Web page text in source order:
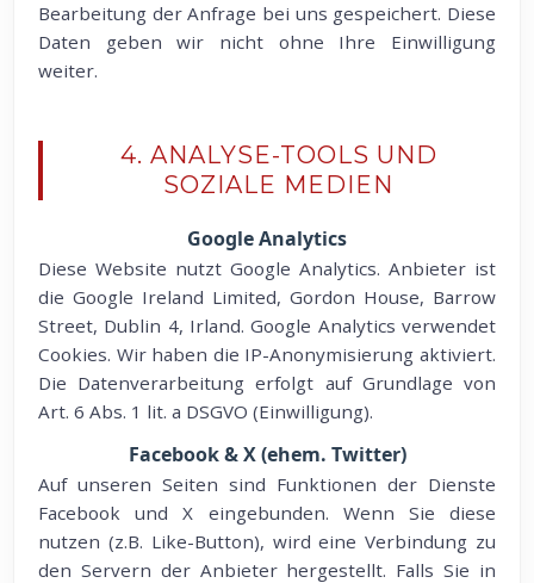
Bearbeitung der Anfrage bei uns gespeichert. Diese
Daten geben wir nicht ohne Ihre Einwilligung
weiter.
4. ANALYSE-TOOLS UND
SOZIALE MEDIEN
Google Analytics
Diese Website nutzt Google Analytics. Anbieter ist
die Google Ireland Limited, Gordon House, Barrow
Street, Dublin 4, Irland. Google Analytics verwendet
Cookies. Wir haben die IP-Anonymisierung aktiviert.
Die Datenverarbeitung erfolgt auf Grundlage von
Art. 6 Abs. 1 lit. a DSGVO (Einwilligung).
Facebook & X (ehem. Twitter)
Auf unseren Seiten sind Funktionen der Dienste
Facebook und X eingebunden. Wenn Sie diese
nutzen (z.B. Like-Button), wird eine Verbindung zu
den Servern der Anbieter hergestellt. Falls Sie in